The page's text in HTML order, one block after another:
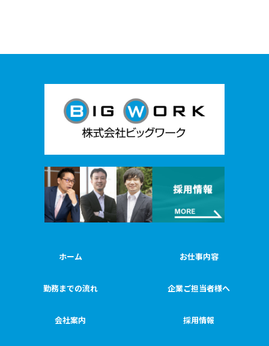
ホーム お仕事内容
勤務までの流れ 企業ご担当者様へ
会社案内 採用情報